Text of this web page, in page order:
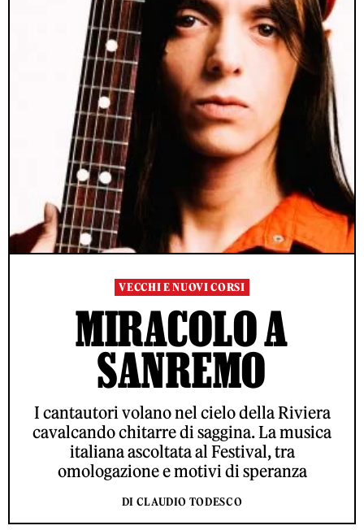
VECCHI E NUOVI CORSI
MIRACOLO A
SANREMO
I cantautori volano nel cielo della Riviera
cavalcando chitarre di saggina. La musica
italiana ascoltata al Festival, tra
omologazione e motivi di speranza
DI CLAUDIO TODESCO